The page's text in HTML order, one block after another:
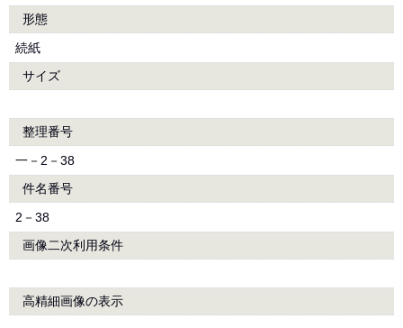
形態
続紙
サイズ
整理番号
一－2－38
件名番号
2－38
画像二次利用条件
高精細画像の表示